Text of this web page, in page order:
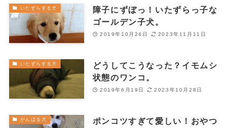
いたずらする犬
障子にずぼっ！いたずらっ子な
ゴールデン子犬。
2019年10月24日 2023年11月11日
いたずらする犬
どうしてこうなった？イモムシ
状態のワンコ。
2019年6月19日 2023年10月28日
がんばる犬
ポンコツすぎて愛しい！おやつ